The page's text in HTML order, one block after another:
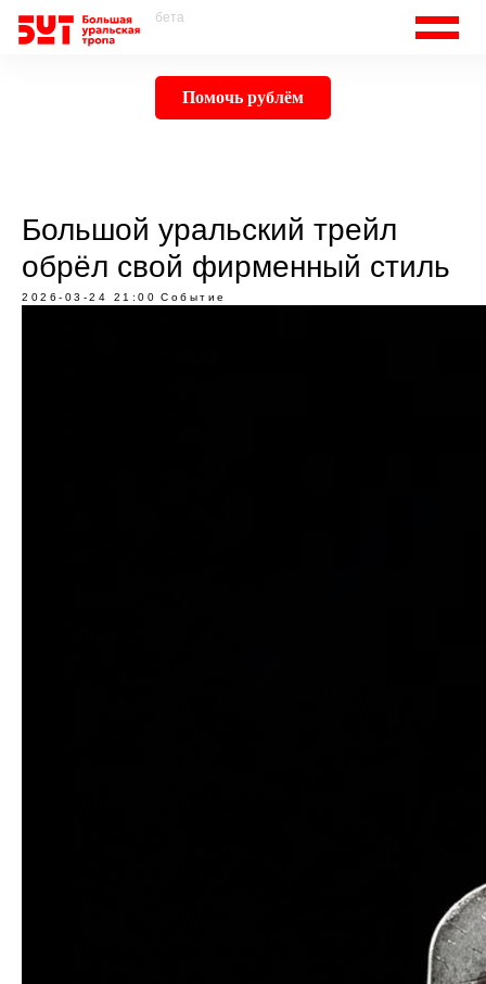
бета
Помочь рублём
Большой уральский трейл
обрёл свой фирменный стиль
2026-03-24 21:00 Событие